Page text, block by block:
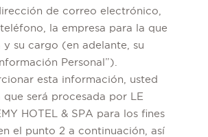
de correo electrónico,
la empresa para la que
y su cargo (en adelante, su
Personal”).
esta información, usted
que será procesada por LE
HOTEL & SPA para los fines
el punto 2 a continuación, así